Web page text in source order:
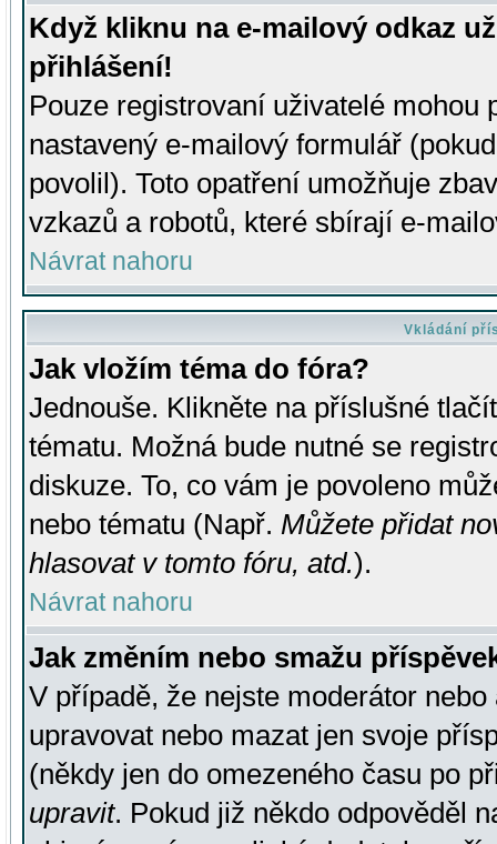
Když kliknu na e-mailový odkaz
přihlášení!
Pouze registrovaní uživatelé mohou
nastavený e-mailový formulář
povolil). Toto opatření umožňuje
vzkazů a robotů, které sbírají e-
Návrat nahoru
Vkládání
Jak vložím téma do fóra?
Jednouše. Klikněte na příslušné
tématu. Možná bude nutné se
diskuze. To, co vám je povoleno
nebo tématu (Např. Můžete přidat
hlasovat v tomto fóru, atd.).
Návrat nahoru
Jak změním nebo smažu
V případě, že nejste moderátor
upravovat nebo mazat jen svoje
(někdy jen do omezeného času po
upravit. Pokud již někdo odpověděl